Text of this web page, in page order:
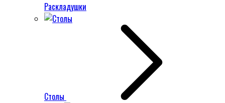
Раскладушки
Столы